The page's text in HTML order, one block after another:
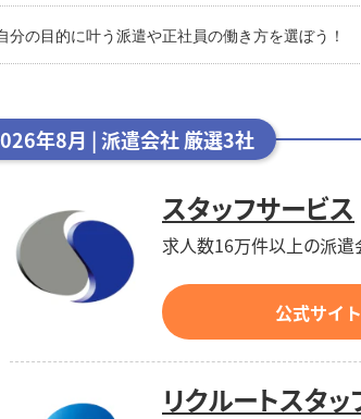
分の目的に叶う派遣や正社員の働き方を選ぼう！
年8月 | 派遣会社 厳選3社
スタッフサービス
求人数16万件以上の派遣
公式サイ
リクルートスタッ